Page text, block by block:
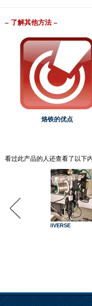
– 了解其他方法 –
烙铁的优点
看过此产品的人还查看了以下
UNIVERSE